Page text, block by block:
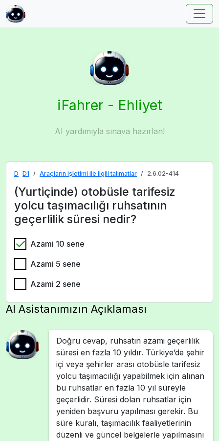
iFahrer - Ehliyet
AI yardımıyla sınava hazırlan!
D D1 Araçların işletimi ile ilgili talimatlar 2.6.02-414
(Yurtiçinde) otobüsle tarifesiz
yolcu taşımacılığı ruhsatının
geçerlilik süresi nedir?
Azami 10 sene
Azami 5 sene
Azami 2 sene
AI Asistanımızın Açıklaması
Doğru cevap, ruhsatın azami geçerlilik
süresi en fazla 10 yıldır. Türkiye’de şehir
içi veya şehirler arası otobüsle tarifesiz
yolcu taşımacılığı yapabilmek için alınan
bu ruhsatlar en fazla 10 yıl süreyle
geçerlidir. Süresi dolan ruhsatlar için
yeniden başvuru yapılması gerekir. Bu
süre kuralı, taşımacılık faaliyetlerinin
düzenli ve güncel belgelerle yapılmasını